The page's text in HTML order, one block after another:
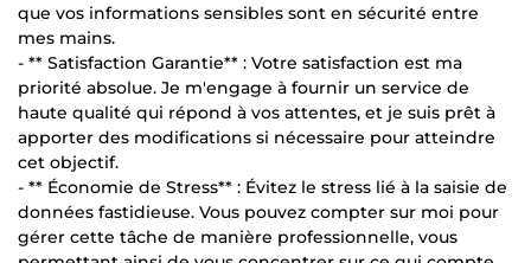
que vos informations sensibles sont en sécurité entre
mes mains.
- ** Satisfaction Garantie** : Votre satisfaction est ma
priorité absolue. Je m'engage à fournir un service de
haute qualité qui répond à vos attentes, et je suis prêt à
apporter des modifications si nécessaire pour atteindre
cet objectif.
- ** Économie de Stress** : Évitez le stress lié à la saisie de
données fastidieuse. Vous pouvez compter sur moi pour
gérer cette tâche de manière professionnelle, vous